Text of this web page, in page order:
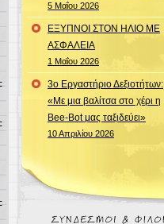
5 Μαΐου 2026
ΕΞΥΠΝΟΙ ΣΤΟΝ ΗΛΙΟ ΜΕ
ΑΣΦΑΛΕΙΑ
1 Μαΐου 2026
3ο Εργαστήριο Δεξιοτήτων:
«Με μια βαλίτσα στο χέρι η
Bee-Bot μας ταξιδεύει»
10 Απριλίου 2026